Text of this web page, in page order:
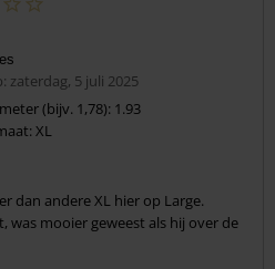
zaterdag, 5 juli 2025
(bijv. 1,78): 1.93
XL
dan andere XL hier op Large.
was mooier geweest als hij over de